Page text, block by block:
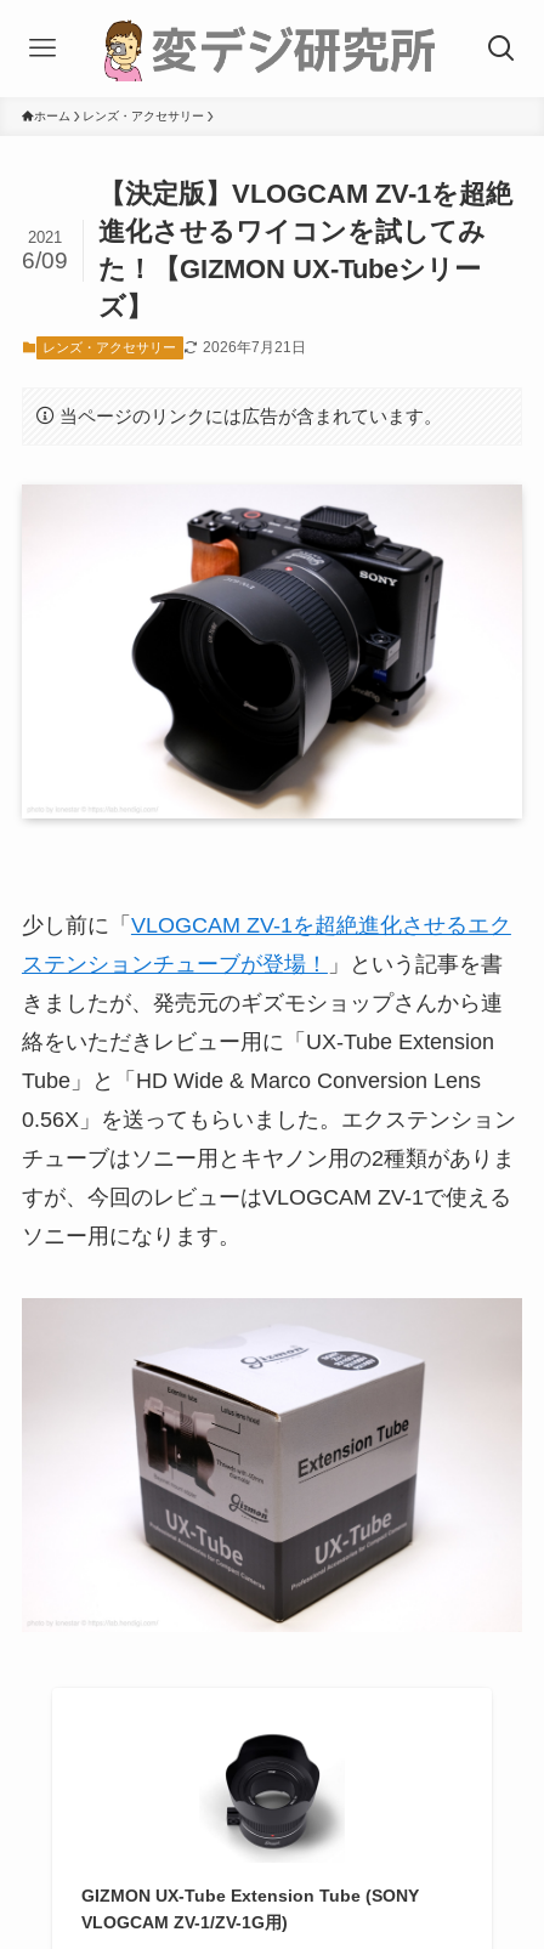
ホーム レンズ・アクセサリー
【決定版】VLOGCAM ZV-1を超絶
進化させるワイコンを試してみ
た！【GIZMON UX-Tubeシリー
ズ】
2021
6/09
レンズ・アクセサリー 2026年7月21日
当ページのリンクには広告が含まれています。
少し前に「 VLOGCAM ZV-1を超絶進化させるエク
ステンションチューブが登場！
」という記事を書
きましたが、発売元のギズモショップさんから連
絡をいただきレビュー用に「UX-Tube Extension
Tube」と「HD Wide & Marco Conversion Lens
0.56X」を送ってもらいました。エクステンション
チューブはソニー用とキヤノン用の2種類がありま
すが、今回のレビューはVLOGCAM ZV-1で使える
ソニー用になります。
GIZMON UX-Tube Extension Tube (SONY
VLOGCAM ZV-1/ZV-1G用)